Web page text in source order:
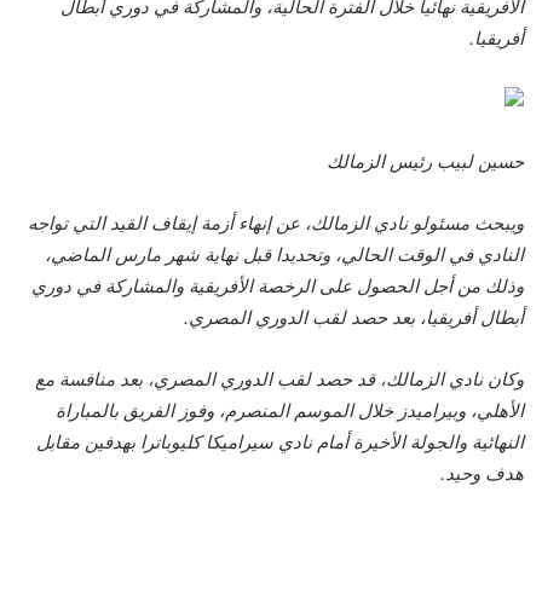
الأفريقية نهائيا خلال الفترة الحالية، والمشاركة في دوري أبطال
أفريقيا.
حسين لبيب رئيس الزمالك
ويبحث مسئولو نادي الزمالك، عن إنهاء أزمة إيقاف القيد التي تواجه
النادي في الوقت الحالي، وتحديدا قبل نهاية شهر مارس الماضي،
وذلك من أجل الحصول على الرخصة الأفريقية والمشاركة في دوري
أبطال أفريقيا، بعد حصد لقب الدوري المصري.
وكان نادي الزمالك، قد حصد لقب الدوري المصري، بعد منافسة مع
الأهلي، وبيراميدز خلال الموسم المنصرم، وفوز الفريق بالمباراة
النهائية والجولة الأخيرة أمام نادي سيراميكا كليوباترا بهدفين مقابل
هدف وحيد.